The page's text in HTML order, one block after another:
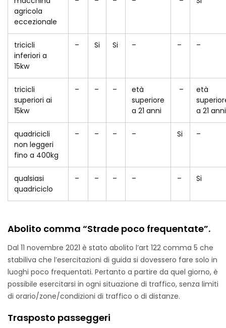
agricola
eccezionale
tricicli
inferiori a
15kw
– Si Si – – –
tricicli
superiori ai
15kw
– – –
età
superiore
a 21 anni
–
età
a 21 anni
quadricicli
non leggeri
fino a 400kg
– – – – Si –
qualsiasi
quadriciclo
– – – – – Si
Abolito comma “Strade poco frequentate”.
Dal 11 novembre 2021 è stato abolito l’art 122 comma 5 che
stabiliva che l’esercitazioni di guida si dovessero fare solo in
luoghi poco frequentati. Pertanto a partire da quel giorno, è
possibile esercitarsi in ogni situazione di traffico, senza limiti
di orario/zone/condizioni di traffico o di distanze.
Trasposto passeggeri